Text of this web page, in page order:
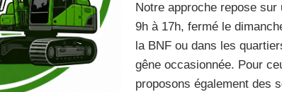
Notre approche repose
9h à 17h, fermé le
la BNF ou dans les
gêne occasionnée. Pour
proposons également des